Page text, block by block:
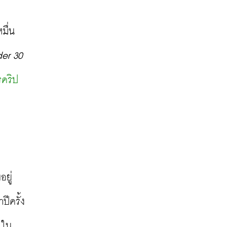
มื่น
30
ริป
ยู่
ปีครั้ง